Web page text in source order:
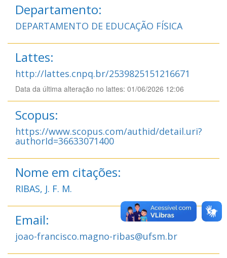
Departamento:
DEPARTAMENTO DE EDUCAÇÃO FÍSICA
Lattes:
http://lattes.cnpq.br/2539825151216671
Data da última alteração no lattes: 01/06/2026 12:06
Scopus:
https://www.scopus.com/authid/detail.uri?
authorId=36633071400
Nome em citações:
RIBAS, J. F. M.
Email:
joao-francisco.magno-ribas@ufsm.br